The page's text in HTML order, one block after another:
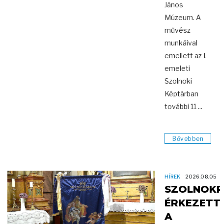
János
Múzeum. A
művész
munkáival
emellett az I.
emeleti
Szolnoki
Képtárban
további 11 ...
Bővebben
HÍREK 2026.08.05
ÉRKEZETT
A